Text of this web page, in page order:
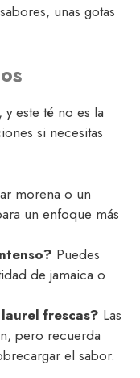
unas gotas
este té no es la
si necesitas
morena o un
un enfoque más
Puedes
de jamaica o
frescas? Las
pero recuerda
el sabor.